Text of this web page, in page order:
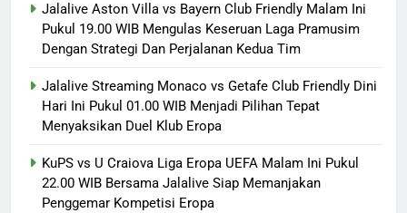
Jalalive Aston Villa vs Bayern Club Friendly Malam Ini
Pukul 19.00 WIB Mengulas Keseruan Laga Pramusim
Dengan Strategi Dan Perjalanan Kedua Tim
Jalalive Streaming Monaco vs Getafe Club Friendly Dini
Hari Ini Pukul 01.00 WIB Menjadi Pilihan Tepat
Menyaksikan Duel Klub Eropa
KuPS vs U Craiova Liga Eropa UEFA Malam Ini Pukul
22.00 WIB Bersama Jalalive Siap Memanjakan
Penggemar Kompetisi Eropa